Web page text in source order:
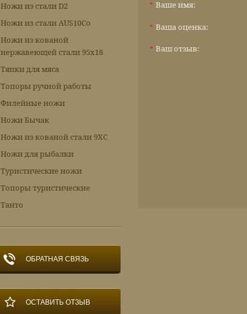
Ваше имя:
*
Ваша оценка:
*
Ваш отзыв:
*
Ножи из стали D2
Ножи из стали AUS10Co
Ножи из кованой
нержавеющей стали 95х18
Тяпки для мяса
Топоры ручной работы
Филейные ножи
Ножи Бычак
Ножи из кованой стали 9ХС
Ножи для рыбалки
Туристические ножи
Топоры туристические
Танто
ОБРАТНАЯ СВЯЗЬ
ОСТАВИТЬ ОТЗЫВ